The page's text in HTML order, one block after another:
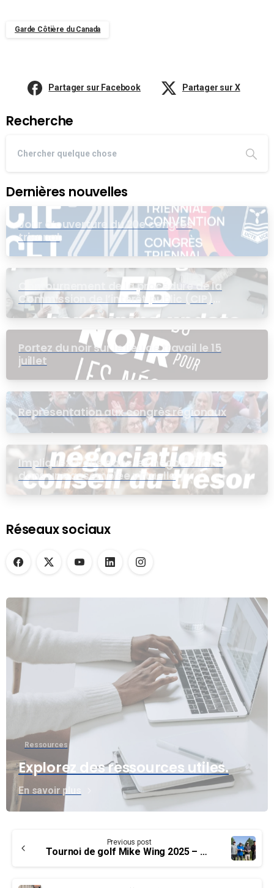
Garde Côtière du Canada
Partager sur Facebook Partager sur X
Recherche
Dernières nouvelles
Jour d’ouverture du 20e congrès
triennal
Contournement de la procédure de la
Commission de l’intérêt public (CIP)
pour le groupe EB
Portez du noir sur le lieu de travail le 15
juillet
Représentation aux congrès régionaux
Impliquez-vous dans les négociations
dans une assemblée virtuelle
Réseaux sociaux
Ressources
Explorez des ressources utiles.
En savoir plus
Reading
Previous post
Tournoi de golf Mike Wing 2025 – un nouveau succès !